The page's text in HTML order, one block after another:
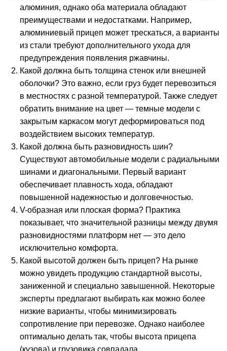
алюминия, однако оба материала обладают
преимуществами и недостатками. Например,
алюминиевый прицеп может трескаться, а варианты
из стали требуют дополнительного ухода для
предупреждения появления ржавчины.
Какой должна быть толщина стенок или внешней
оболочки? Это важно, если груз будет перевозиться
в местностях с разной температурой. Также следует
обратить внимание на цвет — темные модели с
закрытым каркасом могут деформироваться под
воздействием высоких температур.
Какой должна быть разновидность шин?
Существуют автомобильные модели с радиальными
шинами и диагональными. Первый вариант
обеспечивает плавность хода, обладают
повышенной надежностью и долговечностью.
V-образная или плоская форма? Практика
показывает, что значительной разницы между двумя
разновидностями платформ нет — это дело
исключительно комфорта.
Какой высотой должен быть прицеп? На рынке
можно увидеть продукцию стандартной высоты,
заниженной и специально завышенной. Некоторые
эксперты предлагают выбирать как можно более
низкие варианты, чтобы минимизировать
сопротивление при перевозке. Однако наиболее
оптимально делать так, чтобы высота прицепа